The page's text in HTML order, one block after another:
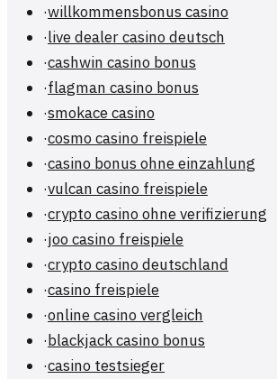
·willkommensbonus casino
·live dealer casino deutsch
·cashwin casino bonus
·flagman casino bonus
·smokace casino
·cosmo casino freispiele
·casino bonus ohne einzahlung
·vulcan casino freispiele
·crypto casino ohne verifizierung
·joo casino freispiele
·crypto casino deutschland
·casino freispiele
·online casino vergleich
·blackjack casino bonus
·casino testsieger